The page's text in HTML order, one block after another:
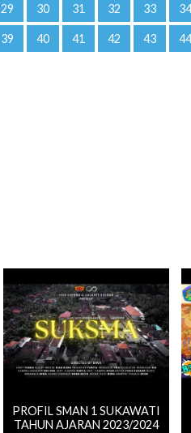
29 30 31 32 33 34
39 40 41 42 43 44
PROFIL SMAN 1 SUKAWATI
TAHUN AJARAN 2023/2024